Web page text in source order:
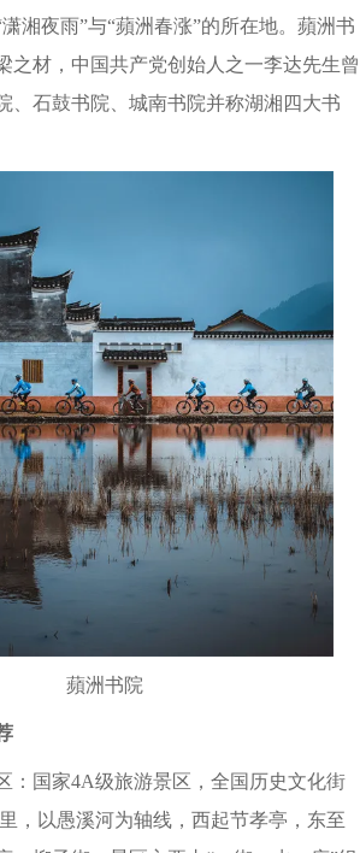
湘夜雨”与“蘋洲春涨”的所在地。蘋洲书
之材，中国共产党创始人之一李达先生曾
、石鼓书院、城南书院并称湖湘四大书
蘋洲书院
：国家4A级旅游景区，全国历史文化街
，以愚溪河为轴线，西起节孝亭，东至